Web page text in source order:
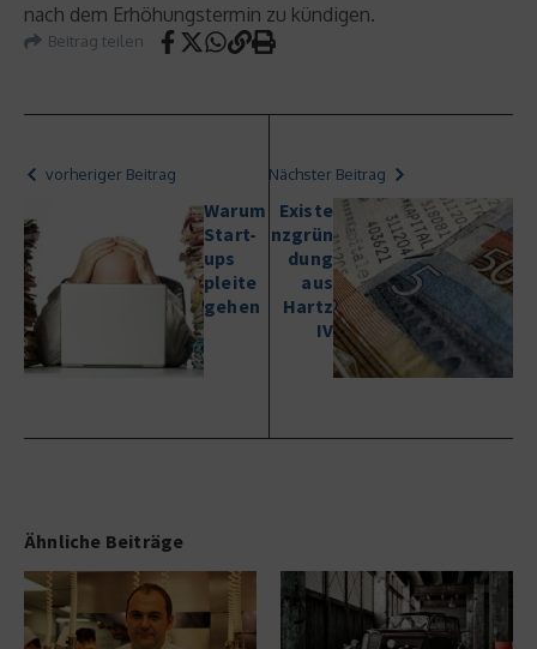
nach dem Erhöhungstermin zu kündigen.
Beitrag teilen
vorheriger Beitrag
Warum
Start-
ups
pleite
gehen
Nächster Beitrag
Existe
nzgrün
dung
aus
Hartz
IV
Ähnliche Beiträge